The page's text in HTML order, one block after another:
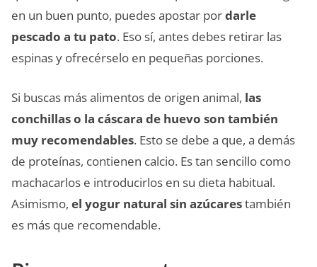
en un buen punto, puedes apostar pordarle
pescado a tu pato. Eso sí, antes debes retirar las
espinas y ofrecérselo en pequeñas porciones.
Si buscas más alimentos de origen animal, las
conchillas o la cáscara de huevo son también
muy recomendables. Esto se debe a que, a demás
de proteínas, contienen calcio. Es tan sencillo como
machacarlos e introducirlos en su dieta habitual.
Asimismo, el yogur natural sin azúcarestambién
es más que recomendable.